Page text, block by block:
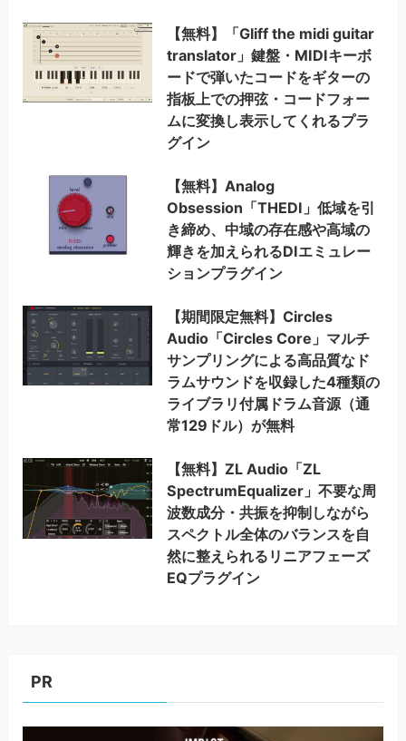
【無料】「Gliff the midi guitar
translator」鍵盤・MIDIキーボ
ードで弾いたコードをギターの
指板上での押弦・コードフォー
ムに変換し表示してくれるプラ
グイン
【無料】Analog
Obsession「THEDI」低域を引
き締め、中域の存在感や高域の
輝きを加えられるDIエミュレー
ションプラグイン
【期間限定無料】Circles
Audio「Circles Core」マルチ
サンプリングによる高品質なド
ラムサウンドを収録した4種類の
ライブラリ付属ドラム音源（通
常129ドル）が無料
【無料】ZL Audio「ZL
SpectrumEqualizer」不要な周
波数成分・共振を抑制しながら
スペクトル全体のバランスを自
然に整えられるリニアフェーズ
EQプラグイン
PR